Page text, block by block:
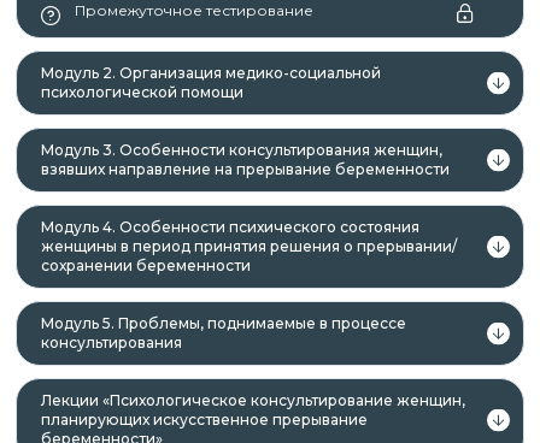
лица, получающие среднее
профессиональное и (или) высшее
образование.
Данная программа учитывает
профессиональные стандарты,
квалификационные требования, указанные в
квалификационных справочниках по должности,
профессии и специальности, или
квалификационному требованию к
профессиональным знаниям и навыкам,
необходимым для исполнения должностных
обязанностей.
Промежуточное тестирование
Модуль 2. Организация медико-социальной
психологической помощи
Модуль 3. Особенности консультирования женщин,
взявших направление на прерывание беременности
Модуль 4. Особенности психического состояния
женщины в период принятия решения о прерывании/
сохранении беременности
Модуль 5. Проблемы, поднимаемые в процессе
консультирования
Лекции «Психологическое консультирование женщин,
планирующих искусственное прерывание
беременности»